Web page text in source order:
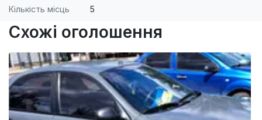
Кількість місць 5
Схожі оголошення